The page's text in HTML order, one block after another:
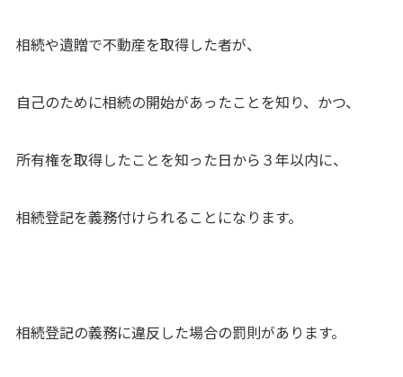
相続や遺贈で不動産を取得した者が、
自己のために相続の開始があったことを知り、かつ、
所有権を取得したことを知った日から３年以内に、
相続登記を義務付けられることになります。
相続登記の義務に違反した場合の罰則があります。